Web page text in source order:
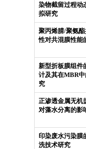
染物截留过程动
拟研究
聚丙烯腈/聚氨
性对共混膜性能
新型折板膜组件
计及其在MBR
究
正渗透金属无机
对藻水分离的影
印染废水污染膜
洗技术研究